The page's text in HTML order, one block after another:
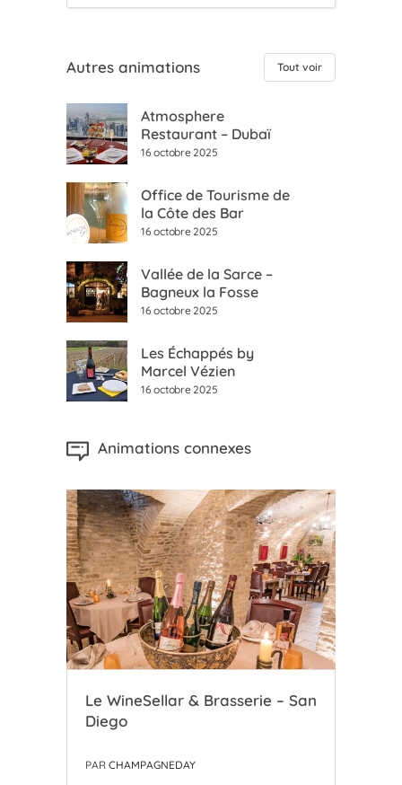
Autres animations Tout voir
Atmosphere
Restaurant – Dubaï
16 octobre 2025
Office de Tourisme de
la Côte des Bar
16 octobre 2025
Vallée de la Sarce –
Bagneux la Fosse
16 octobre 2025
Les Échappés by
Marcel Vézien
16 octobre 2025
Animations connexes
Le WineSellar & Brasserie – San
Diego
PAR CHAMPAGNEDAY